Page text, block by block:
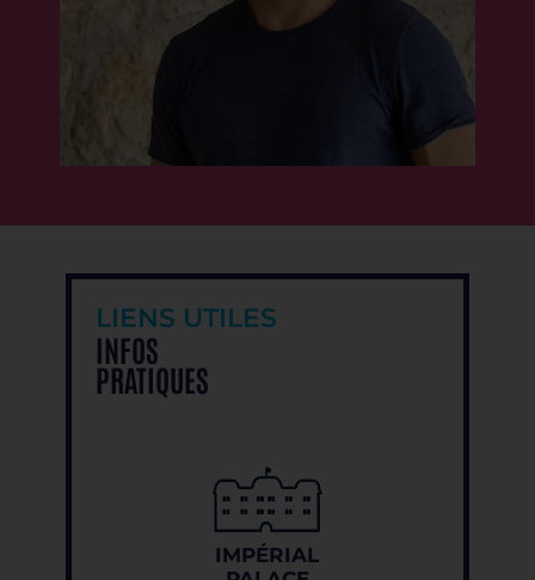
LIENS UTILES
INFOS
PRATIQUES
IMPÉRIAL